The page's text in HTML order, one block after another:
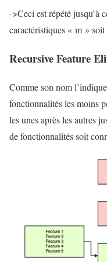
->Ceci est répété jusqu’à
caractéristiques « m » soit
Recursive Feature
Comme son nom
fonctionnalités les moins
les unes après les autres
de fonctionnalités soit